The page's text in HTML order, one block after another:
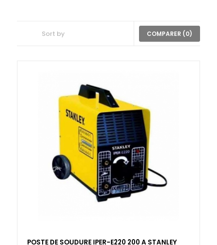
COMPARER (0)
POSTE DE SOUDURE IPER-E220 200 A STANLEY